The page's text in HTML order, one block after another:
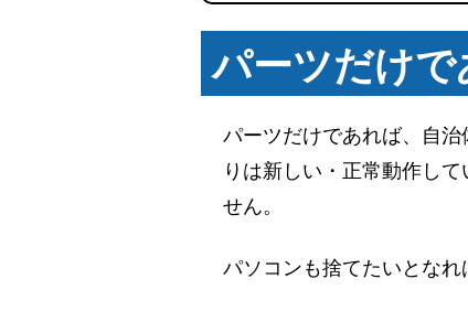
パーツだけ
パーツだけであれば、自
りは新しい・正常動作し
せん。
パソコンも捨てたいとなれ